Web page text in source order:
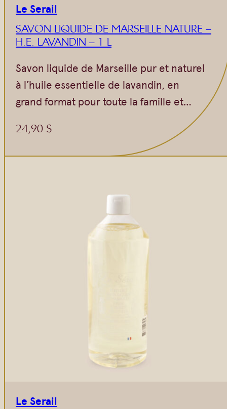
Le Serail
SAVON LIQUIDE DE MARSEILLE NATURE –
H.E. LAVANDIN – 1 L
Savon liquide de Marseille pur et naturel
à l’huile essentielle de lavandin, en
grand format pour toute la famille et…
24,90 $
Le Serail